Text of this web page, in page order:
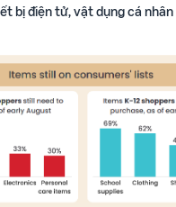
bị điện tử, vật dụng cá nhân